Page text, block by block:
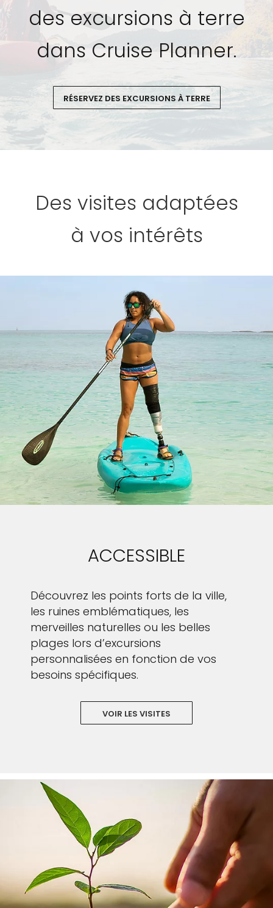
des excursions à terre
dans Cruise Planner.
RÉSERVEZ DES EXCURSIONS À TERRE
Des visites adaptées
à vos intérêts
ACCESSIBLE
Découvrez les points forts de la ville,
les ruines emblématiques, les
merveilles naturelles ou les belles
plages lors d’excursions
personnalisées en fonction de vos
besoins spécifiques.
VOIR LES VISITES